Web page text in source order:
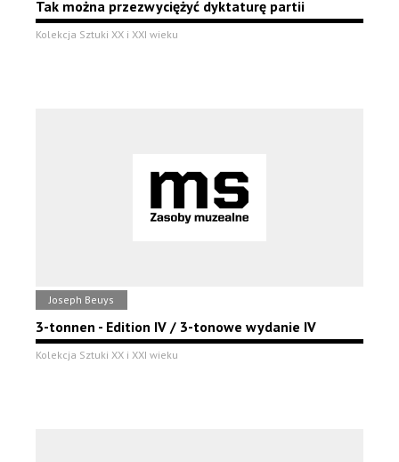
Tak można przezwyciężyć dyktaturę partii
Kolekcja Sztuki XX i XXI wieku
Joseph Beuys
3-tonnen - Edition IV / 3-tonowe wydanie IV
Kolekcja Sztuki XX i XXI wieku